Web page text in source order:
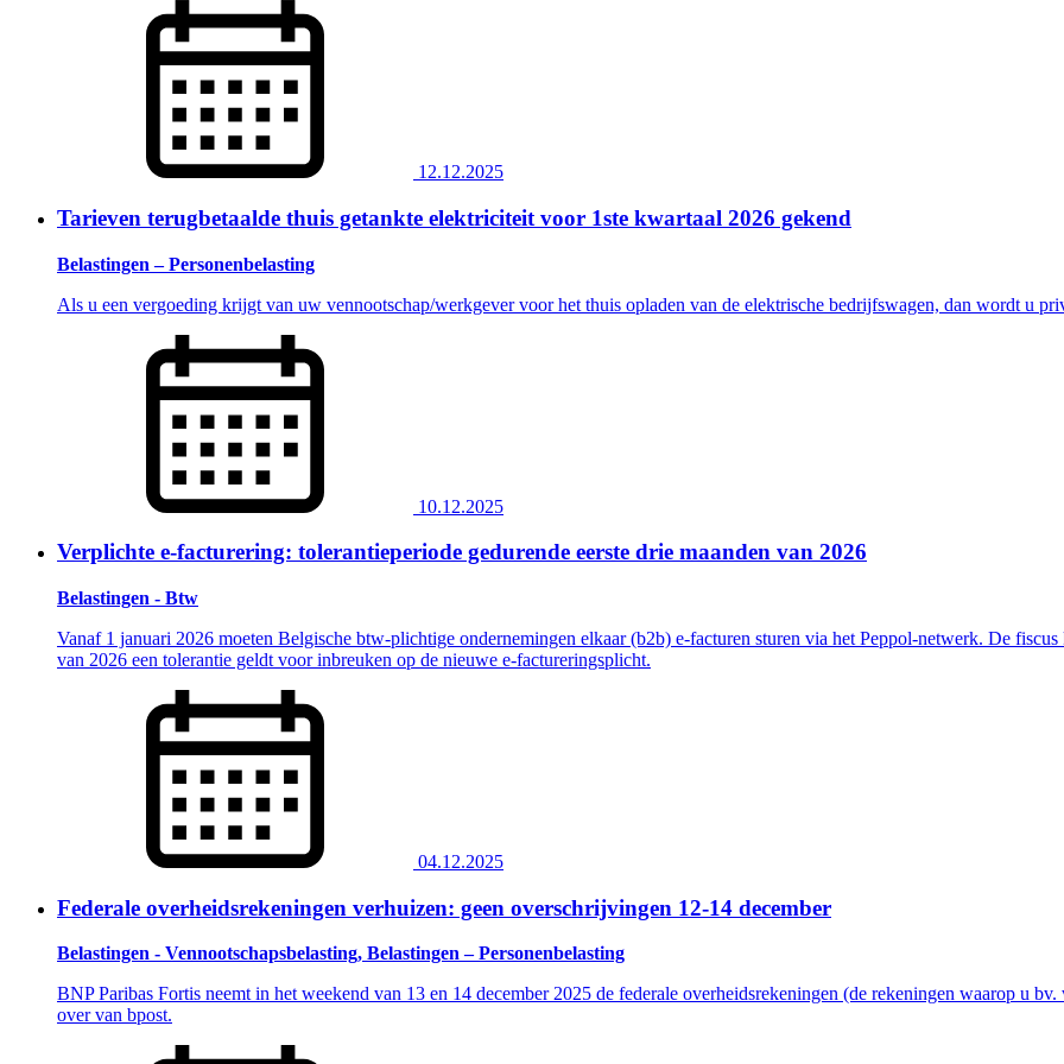
12.12.2025
Tarieven terugbetaalde thuis getankte elektriciteit voor 1ste kwartaal 2026 gekend
Belastingen – Personenbelasting
Als u een vergoeding krijgt van uw vennootschap/werkgever voor het thuis opladen van de elektrische bedrijfswagen, dan wordt u
10.12.2025
Verplichte e-facturering: tolerantieperiode gedurende eerste drie maanden van 2026
Belastingen - Btw
Vanaf 1 januari 2026 moeten Belgische btw-plichtige ondernemingen elkaar (b2b) e-facturen sturen via het Peppol-netwerk. De
van 2026 een tolerantie geldt voor inbreuken op de nieuwe e-factureringsplicht.
04.12.2025
Federale overheidsrekeningen verhuizen: geen overschrijvingen 12-14 december
Belastingen - Vennootschapsbelasting, Belastingen – Personenbelasting
BNP Paribas Fortis neemt in het weekend van 13 en 14 december 2025 de federale overheidsrekeningen (de rekeningen waarop u
over van bpost.